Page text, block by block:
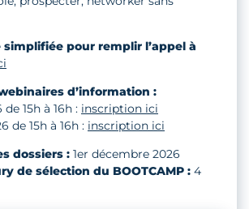
pour remplir l’appel à
d’information :
15h à 16h : inscription ici
de 15h à 16h : inscription ici
dossiers : 1er décembre 2026
de sélection du BOOTCAMP : 4